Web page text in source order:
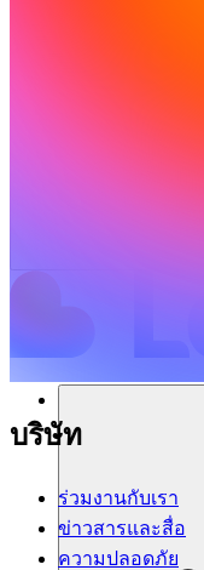
บริษัท
ร่วมงานกับเรา
ข่าวสารและสื่อ
ความปลอดภัย